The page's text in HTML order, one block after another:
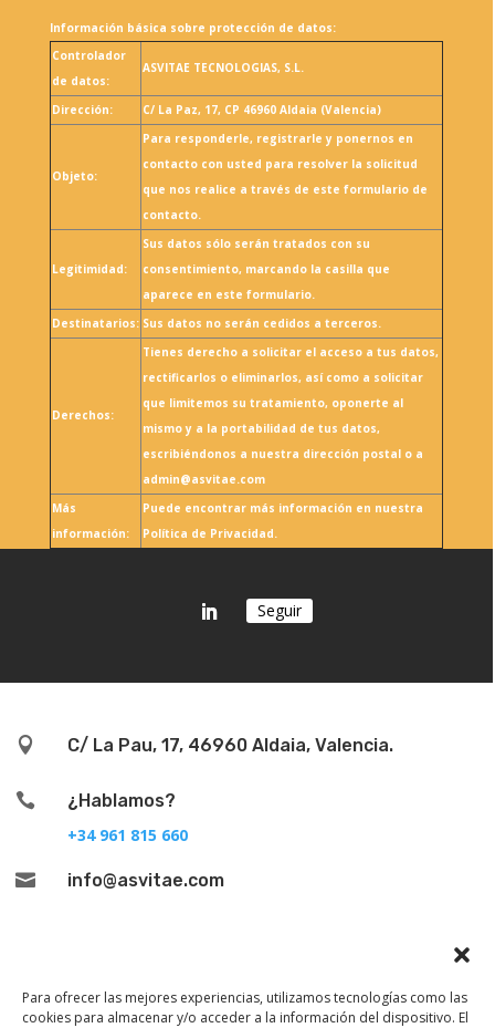
Para ofrecer las mejores experiencias, utilizamos tecnologías como las
cookies para almacenar y/o acceder a la información del dispositivo. El
Información básica sobre protección de datos:
Controlador
de datos:
ASVITAE TECNOLOGIAS, S.L.
Dirección: C/ La Paz, 17, CP 46960 Aldaia (Valencia)
Objeto:
Para responderle, registrarle y ponernos en
contacto con usted para resolver la solicitud
que nos realice a través de este formulario de
contacto.
Legitimidad:
Sus datos sólo serán tratados con su
consentimiento, marcando la casilla que
aparece en este formulario.
Destinatarios: Sus datos no serán cedidos a terceros.
Derechos:
Tienes derecho a solicitar el acceso a tus datos,
rectificarlos o eliminarlos, así como a solicitar
que limitemos su tratamiento, oponerte al
mismo y a la portabilidad de tus datos,
escribiéndonos a nuestra dirección postal o a
admin@asvitae.com
Más
información:
Puede encontrar más información en nuestra
Política de Privacidad.
Seguir
 C/ La Pau, 17, 46960 Aldaia, Valencia.

¿Hablamos?
+34 961 815 660
 info@asvitae.com